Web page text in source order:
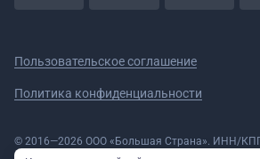
Пользовательское соглашение
Политика конфиденциальности
© 2016—2026 ООО «Большая Страна». ИНН/
5908078160/590801001 ОГРН 1185958020533